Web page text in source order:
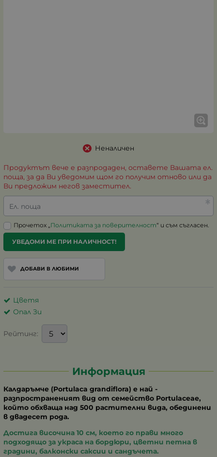
Неналичен
Продуктът вече е разпродаден, оставете Вашата ел.
поща, за да Ви уведомим щом го получим отново или да
Ви предложим негов заместител.
Ел. поща
Прочетох „Политиката за поверителност“ и съм съгласен.
УВЕДОМИ МЕ ПРИ НАЛИЧНОСТ!
ДОБАВИ В ЛЮБИМИ
Цветя
Опал Зи
Рейтинг:
Информация
Калдаръмче (Portulaca grandiflora) е най -
разпространеният вид от семейство Portulaceae,
който обхваща над 500 растителни вида, обединени
в двадесет рода.
Достига височина 10 см, което го прави много
подходящо за украса на бордюри, цветни петна в
градини, балконски саксии и сандъчета.